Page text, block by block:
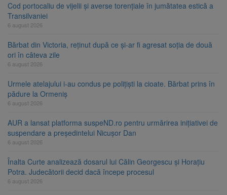
Cod portocaliu de vijelii și averse torențiale în jumătatea estică a
Transilvaniei
6 august 2026
Bărbat din Victoria, reținut după ce și-ar fi agresat soția de două
ori în câteva zile
6 august 2026
Urmele atelajului i-au condus pe polițiști la cioate. Bărbat prins în
pădure la Ormeniș
6 august 2026
AUR a lansat platforma suspeND.ro pentru urmărirea inițiativei de
suspendare a președintelui Nicușor Dan
6 august 2026
Înalta Curte analizează dosarul lui Călin Georgescu și Horațiu
Potra. Judecătorii decid dacă începe procesul
6 august 2026